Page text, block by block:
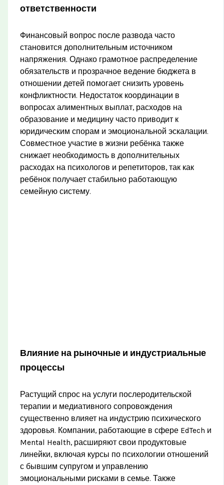
ответственности
Финансовый вопрос после развода часто
становится дополнительным источником
напряжения. Однако грамотное распределение
обязательств и прозрачное ведение бюджета в
отношении детей помогает снизить уровень
конфликтности. Недостаток координации в
вопросах алиментных выплат, расходов на
образование и медицину часто приводит к
юридическим спорам и эмоциональной эскалации.
Совместное участие в жизни ребёнка также
снижает необходимость в дополнительных
расходах на психологов и репетиторов, так как
ребёнок получает стабильно работающую
семейную систему.
Влияние на рыночные и индустриальные
процессы
Растущий спрос на услуги послеродительской
терапии и медиативного сопровождения
существенно влияет на индустрию психического
здоровья. Компании, работающие в сфере EdTech и
Mental Health, расширяют свои продуктовые
линейки, включая курсы по психологии отношений
с бывшим супругом и управлению
эмоциональными рисками в семье. Также